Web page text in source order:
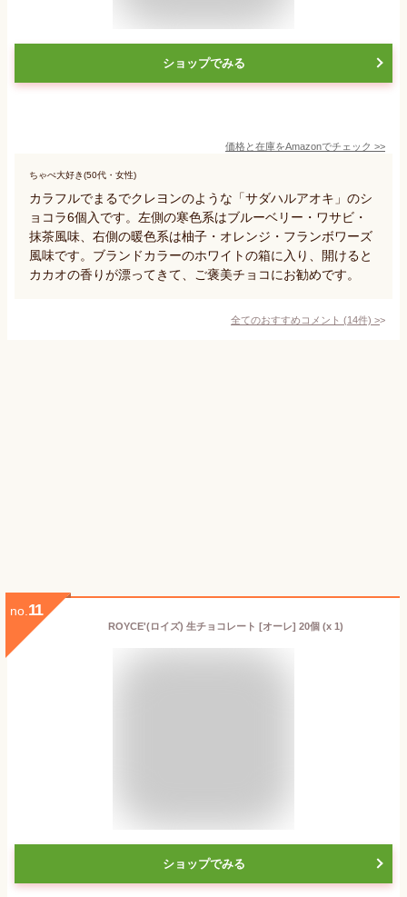
ショップでみる
価格と在庫をAmazonでチェック >>
ちゃぺ大好き(50代・女性)
カラフルでまるでクレヨンのような「サダハルアオキ」のシ
ョコラ6個入です。左側の寒色系はブルーベリー・ワサビ・
抹茶風味、右側の暖色系は柚子・オレンジ・フランボワーズ
風味です。ブランドカラーのホワイトの箱に入り、開けると
カカオの香りが漂ってきて、ご褒美チョコにお勧めです。
全てのおすすめコメント (14件) >
no. 11
ROYCE'(ロイズ) 生チョコレート [オーレ] 20個 (x 1)
ショップでみる